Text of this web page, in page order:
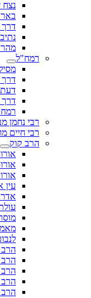
נצח
דרך
רמח"ל
דעת
דרך
רבי נחמן
רבי חיים
הרב קוק
עין
הרב
הרב